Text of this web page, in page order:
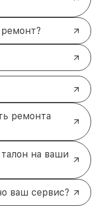
ремонта
на ваши
ваш сервис?